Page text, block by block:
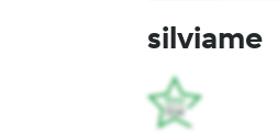
silviame